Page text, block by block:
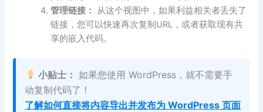
管理链接：
从这个视图中，如果利益相关者丢失了
链接，您可以快速再次复制URL，或者获取现有共
享的嵌入代码。
小贴士： 如果您使用 WordPress，就不需要手
动复制代码了！
了解如何直接将内容导出并发布为 WordPress 页面